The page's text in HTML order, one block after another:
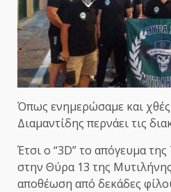
Όπως ενημερώσαμε και
Διαμαντίδης περνάει τις
Έτσι ο “3D” το απόγευμα
στην Θύρα 13 της
αποθέωση από δεκάδες